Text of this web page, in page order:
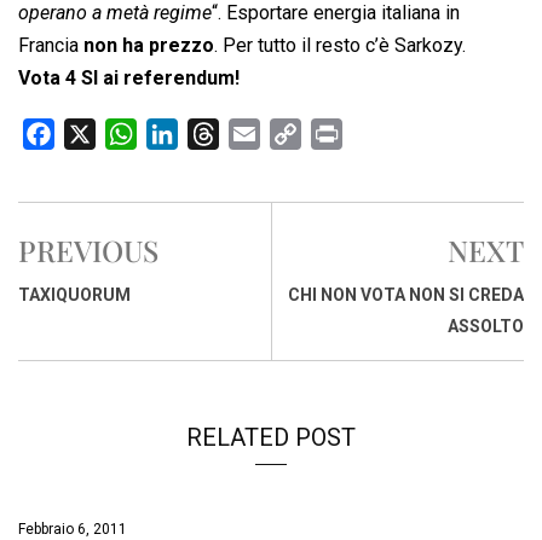
operano a metà regime“. Esportare energia italiana in
Francia non ha prezzo. Per tutto il resto c’è Sarkozy.
Vota 4 SI ai referendum!
c
b
o
W
a
s
n
r
a
p
i
i
PREVIOUS
TAXIQUORUM
NEXT
CHI NON VOTA NON SI CREDA
ASSOLTO
RELATED POST
Febbraio 6, 2011